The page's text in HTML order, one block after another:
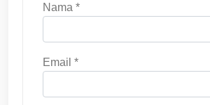
Nama *
Email *